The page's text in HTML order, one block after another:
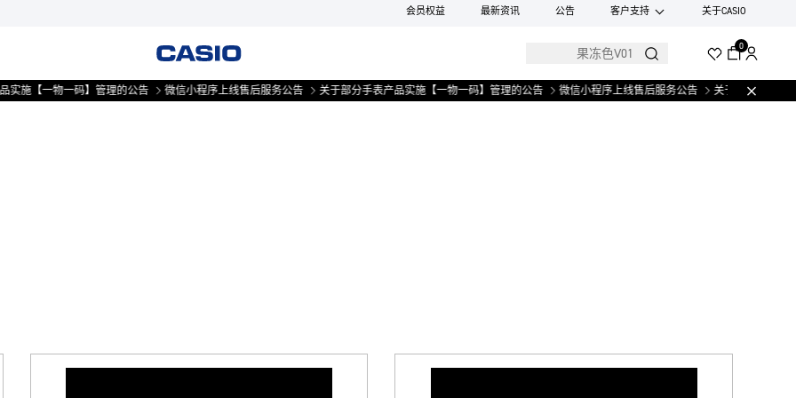
会员权益 最新资讯 公告 客户支持 关于CASIO
0
施【一物一码】管理的公告 微信小程序上线售后服务公告 关于部分手表产品实施【一物一码】管理的公告 微信小程序上线售后服务公告 关于部分手表产品